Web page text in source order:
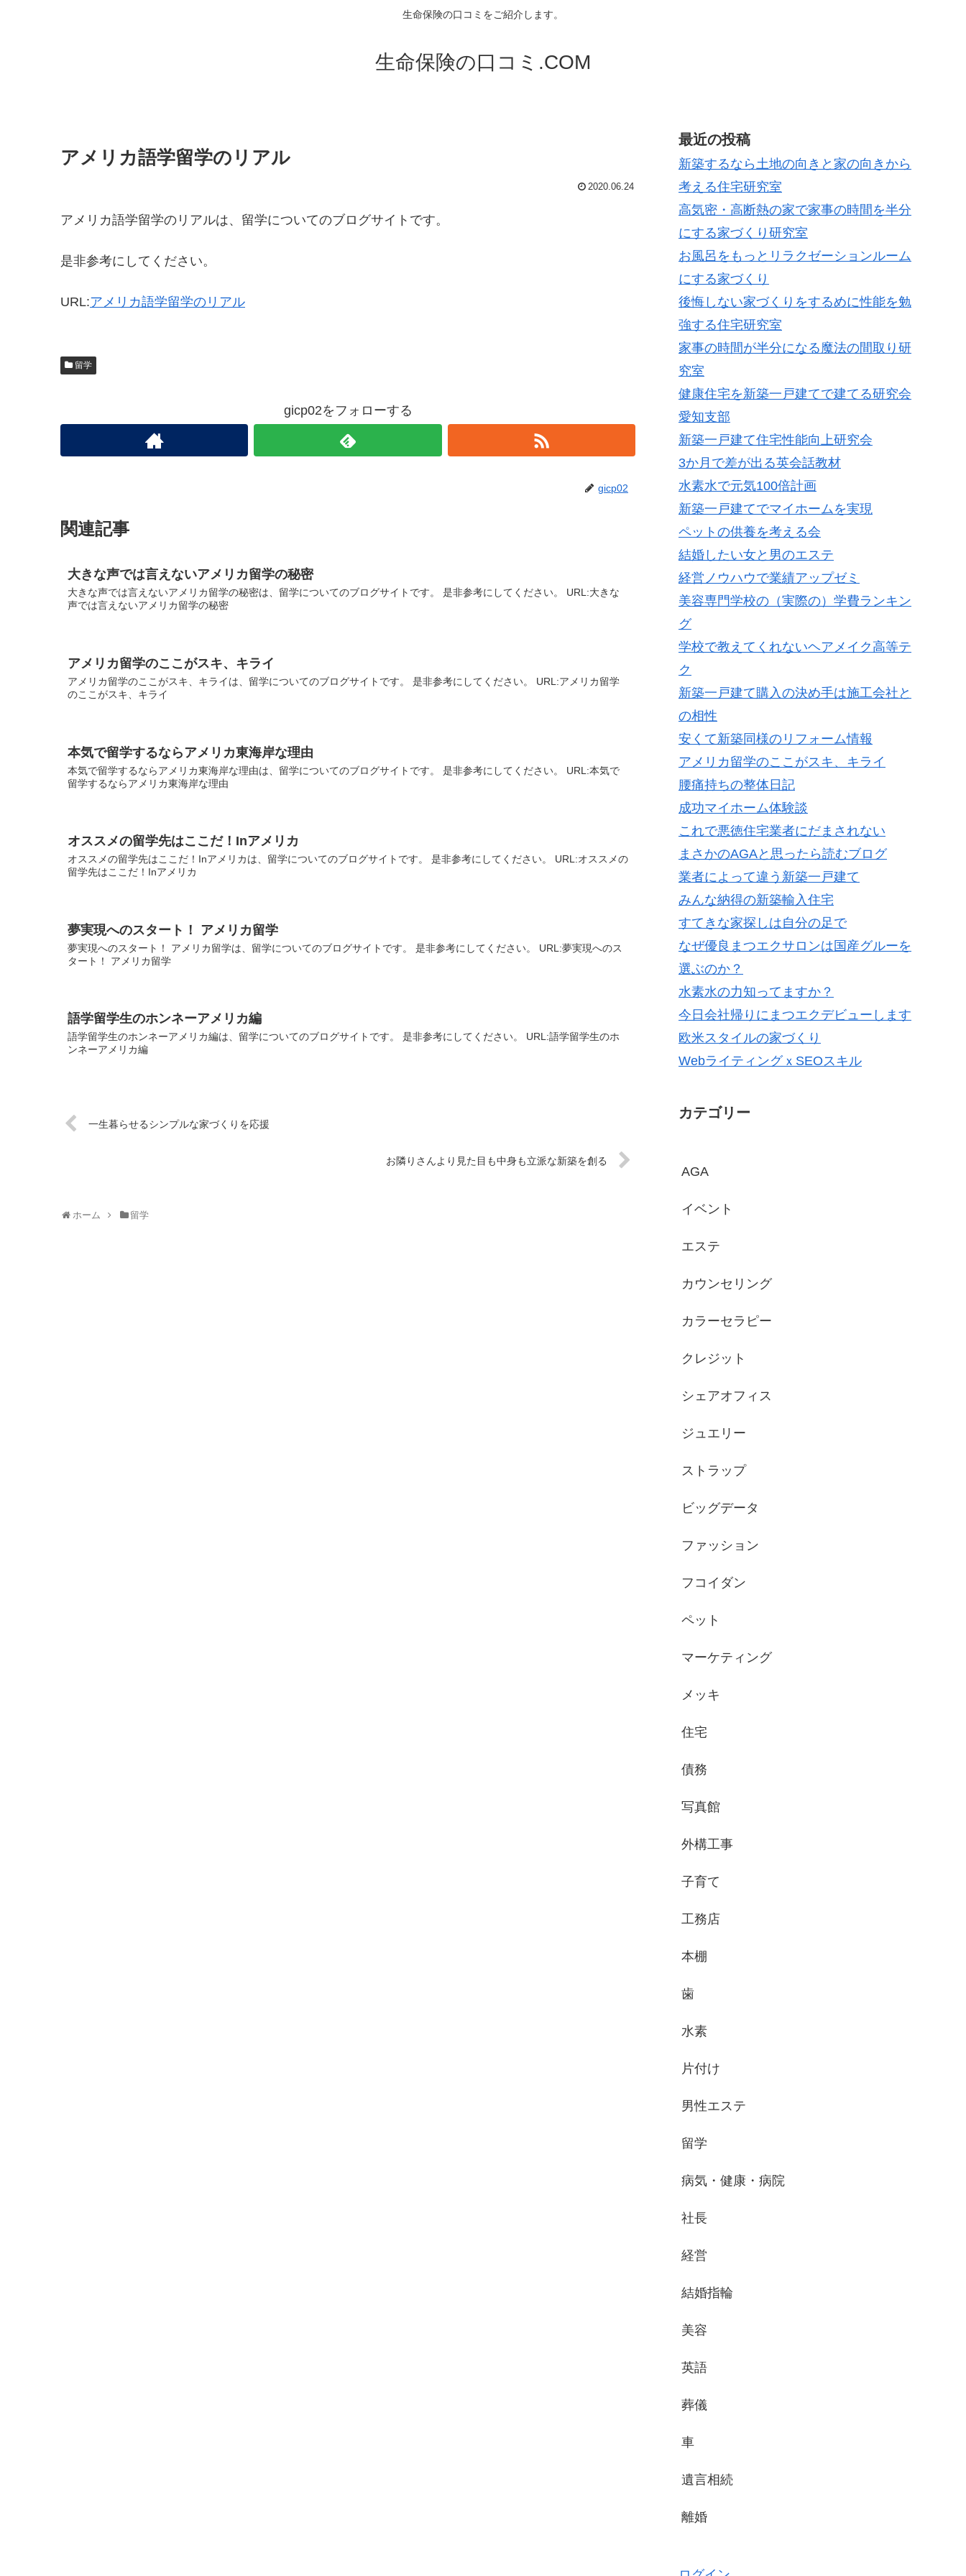
生命保険の口コミをご紹介します。
生命保険の口コミ.COM
アメリカ語学留学のリアル
2020.06.24
アメリカ語学留学のリアルは、留学についてのブログサイトです。
是非参考にしてください。
URL:アメリカ語学留学のリアル
留学
gicp02をフォローする
gicp02
関連記事
大きな声では言えないアメリカ留学の秘密
大きな声では言えないアメリカ留学の秘密は、留学についてのブログサイトです。 是非参考にしてください。 URL:大きな
声では言えないアメリカ留学の秘密
アメリカ留学のここがスキ、キライ
アメリカ留学のここがスキ、キライは、留学についてのブログサイトです。 是非参考にしてください。 URL:アメリカ留学
のここがスキ、キライ
本気で留学するならアメリカ東海岸な理由
本気で留学するならアメリカ東海岸な理由は、留学についてのブログサイトです。 是非参考にしてください。 URL:本気で
留学するならアメリカ東海岸な理由
オススメの留学先はここだ！Inアメリカ
オススメの留学先はここだ！Inアメリカは、留学についてのブログサイトです。 是非参考にしてください。 URL:オススメの
留学先はここだ！Inアメリカ
夢実現へのスタート！ アメリカ留学
夢実現へのスタート！ アメリカ留学は、留学についてのブログサイトです。 是非参考にしてください。 URL:夢実現へのス
タート！ アメリカ留学
語学留学生のホンネーアメリカ編
語学留学生のホンネーアメリカ編は、留学についてのブログサイトです。 是非参考にしてください。 URL:語学留学生のホ
ンネーアメリカ編
一生暮らせるシンプルな家づくりを応援
お隣りさんより見た目も中身も立派な新築を創る
ホーム 留学
最近の投稿
新築するなら土地の向きと家の向きから
考える住宅研究室
高気密・高断熱の家で家事の時間を半分
にする家づくり研究室
お風呂をもっとリラクゼーションルーム
にする家づくり
後悔しない家づくりをするめに性能を勉
強する住宅研究室
家事の時間が半分になる魔法の間取り研
究室
健康住宅を新築一戸建てで建てる研究会
愛知支部
新築一戸建て住宅性能向上研究会
3か月で差が出る英会話教材
水素水で元気100倍計画
新築一戸建てでマイホームを実現
ペットの供養を考える会
結婚したい女と男のエステ
経営ノウハウで業績アップゼミ
美容専門学校の（実際の）学費ランキン
グ
学校で教えてくれないヘアメイク高等テ
ク
新築一戸建て購入の決め手は施工会社と
の相性
安くて新築同様のリフォーム情報
アメリカ留学のここがスキ、キライ
腰痛持ちの整体日記
成功マイホーム体験談
これで悪徳住宅業者にだまされない
まさかのAGAと思ったら読むブログ
業者によって違う新築一戸建て
みんな納得の新築輸入住宅
すてきな家探しは自分の足で
なぜ優良まつエクサロンは国産グルーを
選ぶのか？
水素水の力知ってますか？
今日会社帰りにまつエクデビューします
欧米スタイルの家づくり
WebライティングｘSEOスキル
カテゴリー
AGA
イベント
エステ
カウンセリング
カラーセラピー
クレジット
シェアオフィス
ジュエリー
ストラップ
ビッグデータ
ファッション
フコイダン
ペット
マーケティング
メッキ
住宅
債務
写真館
外構工事
子育て
工務店
本棚
歯
水素
片付け
男性エステ
留学
病気・健康・病院
社長
経営
結婚指輪
美容
英語
葬儀
車
遺言相続
離婚